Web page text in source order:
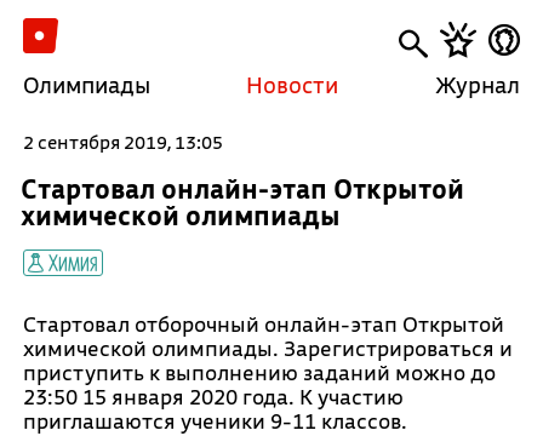
Олимпиады Новости Журнал
2 сентября 2019, 13:05
Стартовал онлайн-этап Открытой
химической олимпиады
Химия
Стартовал отборочный онлайн-этап Открытой
химической олимпиады. Зарегистрироваться и
приступить к выполнению заданий можно до
23:50 15 января 2020 года. К участию
приглашаются ученики 9-11 классов.